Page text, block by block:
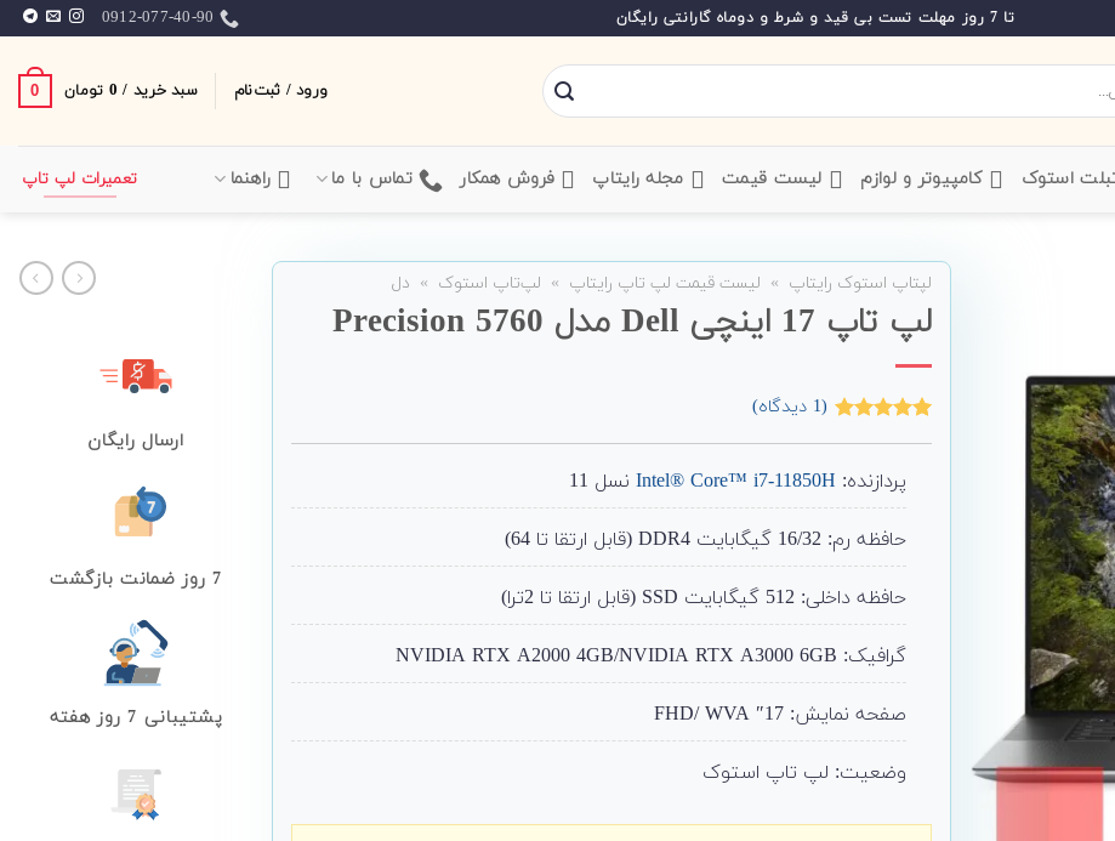
تا 7 روز مهلت تست بی قید و شرط و دوماه گارانتی رایگان 0912-077-40-90
ورود / ثبت‌نام سبد خرید / 0 تومان 0
استوک ‌ کامپیوتر و لوازم ‌ لیست قیمت ‌ مجله رایتاپ فروش همکار تماس با ما راهنما تعمیرات لپ تاپ
لپتاپ استوک رایتاپ » لیست قیمت لپ تاپ رایتاپ » لپ‌تاپ استوک » دل
لپ تاپ 17 اینچی Dell مدل Precision 5760
مشتری
(
1 دیدگاه)
پردازنده: Intel® Core™ i7-11850Hنسل 11
حافظه رم: 16/32 گیگابایت DDR4 (قابل ارتقا تا 64)
حافظه داخلی: 512 گیگابایت SSD (قابل ارتقا تا 2ترا)
گرافیک: NVIDIA RTX A2000 4GB/NVIDIA RTX A3000 6GB
صفحه نمایش: 17″ FHD/ WVA
وضعیت: لپ تاپ استوک
ارسال رایگان
7 روز ضمانت بازگشت
پشتیبانی 7 روز هفته